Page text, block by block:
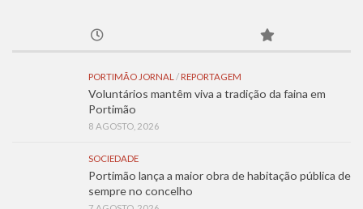
PORTIMÃO JORNAL / REPORTAGEM
Voluntários mantêm viva a tradição da faina em
Portimão
8 AGOSTO, 2026
SOCIEDADE
Portimão lança a maior obra de habitação pública de
sempre no concelho